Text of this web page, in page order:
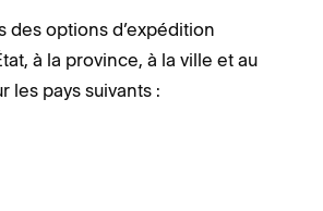
des options d’expédition
à la province, à la ville et au
les pays suivants :